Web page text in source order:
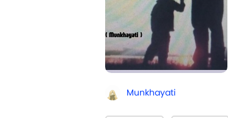
Munkhayati